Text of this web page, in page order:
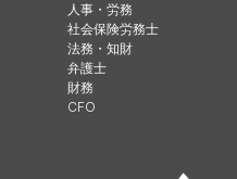
人事・労務
社会保険労務士
法務・知財
弁護士
財務
CFO